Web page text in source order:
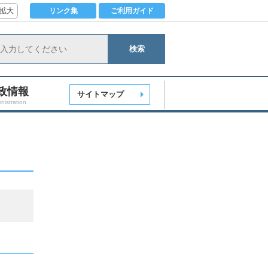
拡大 リンク集 ご利用ガイド
検索
情報 サイトマップ